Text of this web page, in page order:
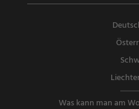
Was kann man am